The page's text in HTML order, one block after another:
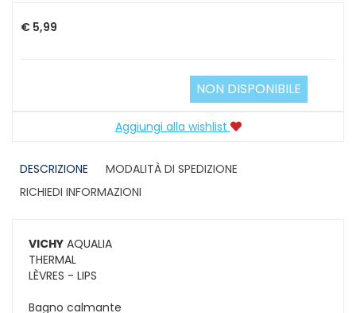
€ 5,99
NON DISPONIBILE
Aggiungi alla wishlist
DESCRIZIONE
MODALITÀ DI SPEDIZIONE
RICHIEDI INFORMAZIONI
VICHY AQUALIA
THERMAL
LÈVRES - LIPS
Bagno calmante